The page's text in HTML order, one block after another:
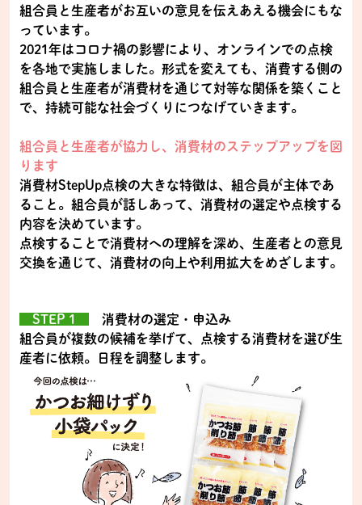
組合員と生産者がお互いの意見を伝えあえる機会にもな
っています。
2021年はコロナ禍の影響により、オンラインでの点検
を各地で実施しました。形式を変えても、消費する側の
組合員と生産者が消費材を通じて対等な関係を築くこと
で、持続可能な社会づくりにつなげていきます。
組合員と生産者が協力し、消費材のステップアップを図
ります
消費材StepUp点検の大きな特徴は、組合員が主体であ
ること。組合員が話しあって、消費材の選定や点検する
内容を決めています。
点検することで消費材への理解を深め、生産者との意見
交換を通じて、消費材の向上や利用拡大をめざします。
STEP 1
消費材の選定・申込み
組合員が複数の候補を挙げて、点検する消費材を選び生
産者に依頼。日程を調整します。